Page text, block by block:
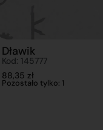
Dławik
Kod: 145777
88,35 zł
Pozostało tylko: 1